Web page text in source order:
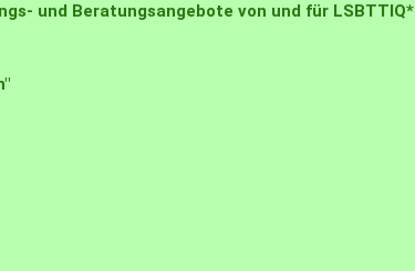
und Beratungsangebote von und für LSBTTIQ*